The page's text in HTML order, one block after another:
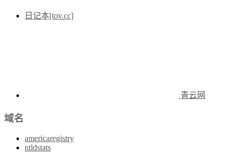
日记本[tov.cc]
青云网
域名
americaregistry
ntldstats